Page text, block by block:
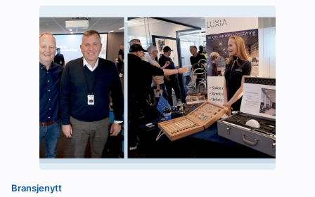
Bransjenytt